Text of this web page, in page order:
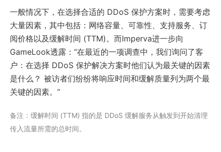
一般情况下，在选择合适的 DDoS 保护方案时，需要考虑
大量因素，其中包括：网络容量、可靠性、支持服务、订
阅价格以及缓解时间 (TTM)。而Imperva进一步向
GameLook透露：“在最近的一项调查中，我们询问了客
户：在选择 DDoS 保护解决方案时他们认为最关键的因素
是什么？ 被访者们纷纷将响应时间和缓解质量列为两个最
关键的因素。”
备注：缓解时间 (TTM) 指的是 DDoS 缓解服务从触发到开始清理
传入流量所需的总时间。